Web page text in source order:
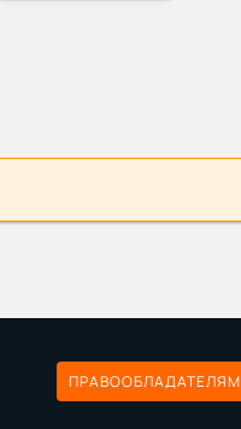
ПРАВООБЛАДАТЕЛЯМ